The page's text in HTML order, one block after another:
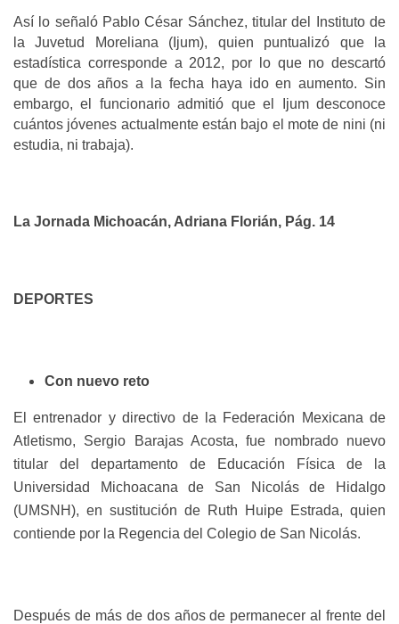
Así lo señaló Pablo César Sánchez, titular del Instituto de
la Juvetud Moreliana (Ijum), quien puntualizó que la
estadística corresponde a 2012, por lo que no descartó
que de dos años a la fecha haya ido en aumento. Sin
embargo, el funcionario admitió que el Ijum desconoce
cuántos jóvenes actualmente están bajo el mote de nini (ni
estudia, ni trabaja).
La Jornada Michoacán, Adriana Florián, Pág. 14
DEPORTES
Con nuevo reto
El entrenador y directivo de la Federación Mexicana de
Atletismo, Sergio Barajas Acosta, fue nombrado nuevo
titular del departamento de Educación Física de la
Universidad Michoacana de San Nicolás de Hidalgo
(UMSNH), en sustitución de Ruth Huipe Estrada, quien
contiende por la Regencia del Colegio de San Nicolás.
Después de más de dos años de permanecer al frente del